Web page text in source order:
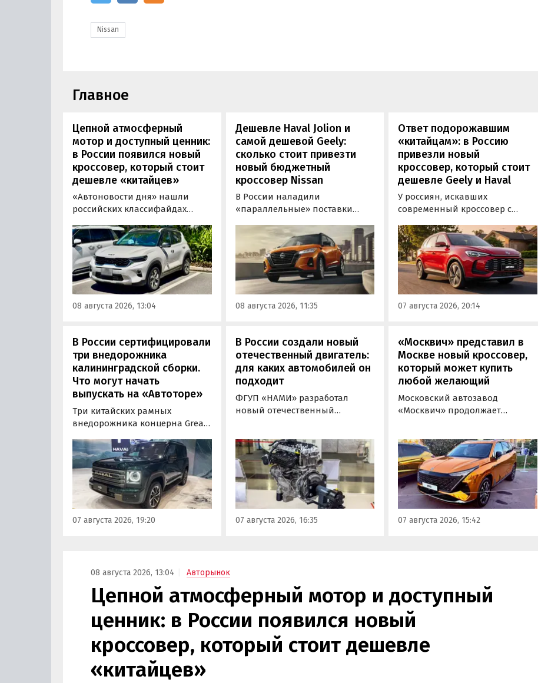
Nissan
Главное
Цепной атмосферный
мотор и доступный ценник:
в России появился новый
кроссовер, который стоит
дешевле «китайцев»
«Автоновости дня» нашли
российских классифайдах
поставке нового Kia Sonet. Это
кроссовер компактнее Seltos, а
возят его к нам в основном из
Китая, предлагая автомобили
уже с доставкой, растаможкой и
всеми документами для
постановки на учет в ГАИ.
08 августа 2026, 13:04
Дешевле Haval Jolion и
самой дешевой Geely:
сколько стоит привезти
новый бюджетный
кроссовер Nissan
В России наладили
«параллельные» поставки
Nissan Kicks, которые
официально продаются в
Китае, США, на Ближнем
Востоке и в Юго-Восточной
Азии. В основном к нам
попадают машины китайской
сборки, стоящие на одном из
«Автоновости дня».
08 августа 2026, 11:35
Ответ подорожавшим
«китайцам»: в Россию
привезли новый
кроссовер, который стоит
дешевле Geely и Haval
У россиян, искавших
современный кроссовер с
доступной цене, теперь есть
еще один вариант с китайского
рынка — MG ZS. В Китае он
стоит от 900 000 рублей по
текущему курсу, а в РФ с учетом
всех расходов за него нужно
отдать минимум 1 500 000
07 августа 2026, 20:14
В России сертифицировали
три внедорожника
калининградской сборки.
Что могут начать
выпускать на «Автоторе»
Три китайских рамных
внедорожника концерна Great
калининградском заводе
«Автотор». Речь о Haval H9,
Tank 400 и Tank 500, которые
успешно прошли
сертификацию и получили
Одобрения типа
транспортного средства (ОТТС).
07 августа 2026, 19:20
В России создали новый
отечественный двигатель:
для каких автомобилей он
подходит
ФГУП «НАМИ» разработал
новый отечественный
получивший индекс 414320.
Корреспонденту
«Автоновостей дня» удалось
лично ознакомиться с
новинкой на выставке
«Иннопром» в Екатеринбурге.
07 августа 2026, 16:35
«Москвич» представил в
Москве новый кроссовер,
который может купить
любой желающий
Московский автозавод
«Москвич» продолжает
которые сейчас растет. На днях
на автомобильном фестивале
«ПроДвижение» на ВДНХ в
Москве в числе прочих
моделей «Москвича» был
представлен семиместный
кроссовер М90.
07 августа 2026, 15:42
08 августа 2026, 13:04 Авторынок
Цепной атмосферный мотор и доступный
ценник: в России появился новый
кроссовер, который стоит дешевле
«китайцев»